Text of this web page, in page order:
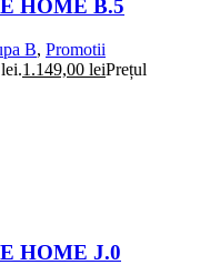
HOME B.5
B, Promotii
1.149,00 leiPrețul
HOME J.0